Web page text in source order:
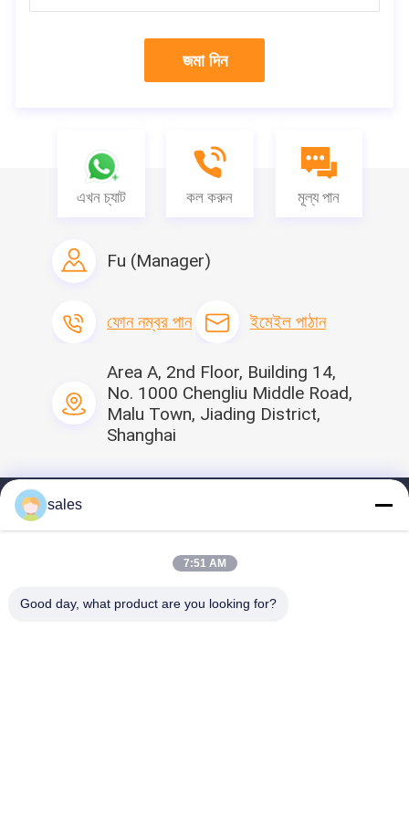
প্রশ্ন 2: পণ্যগুলির উপাদান কী?
উত্তর: প্রধান উপাদান হ'ল নন বোনা ফ্যাব্রিক, নন-বোনা ফ্যাব্রিক আউটার ইলেক্ট্রোস্ট্যাটিক
জমা দিন
এখন চ্যাট কল করুন মূল্য পান
Fu (Manager)
ফোন নম্বর পান ইমেইল পাঠান
Area A, 2nd Floor, Building 14,
No. 1000 Chengliu Middle Road,
Malu Town, Jiading District,
Shanghai
sales
7:51 AM
Good day, what product are you looking for?